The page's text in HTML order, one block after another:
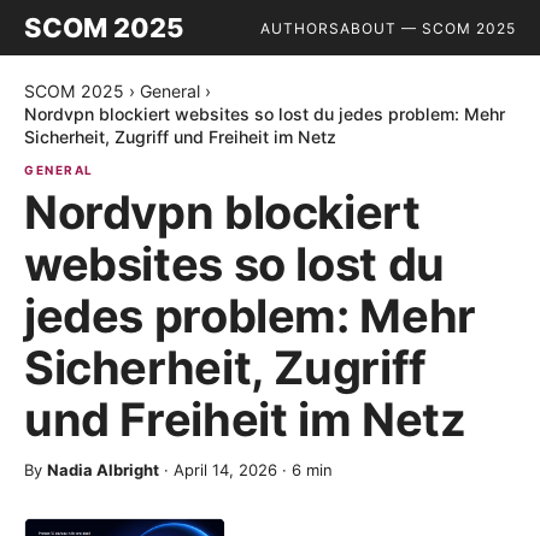
SCOM 2025 AUTHORSABOUT — SCOM 2025
SCOM 2025 › General ›
Nordvpn blockiert websites so lost du jedes problem: Mehr
Sicherheit, Zugriff und Freiheit im Netz
GENERAL
Nordvpn blockiert
websites so lost du
jedes problem: Mehr
Sicherheit, Zugriff
und Freiheit im Netz
By Nadia Albright · April 14, 2026 · 6 min